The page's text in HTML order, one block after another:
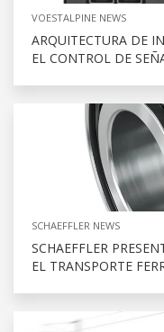
VOESTALPINE NEWS
ARQUITECTURA DE
EL CONTROL DE
SCHAEFFLER NEWS
SCHAEFFLER
EL TRANSPORTE